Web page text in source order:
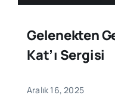
Gelenekten
Kat’ı Sergisi
Aralık 16, 2025